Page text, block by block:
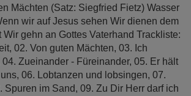
Mächten (Satz: Siegfried Fietz) Wasser
wir auf Jesus sehen Wir dienen dem
gehn an Gottes Vaterhand Trackliste:
02. Von guten Mächten, 03. Ich
Zueinander - Füreinander, 05. Er hält
06. Lobtanzen und lobsingen, 07.
Spuren im Sand, 09. Zu Dir Herr darf ich